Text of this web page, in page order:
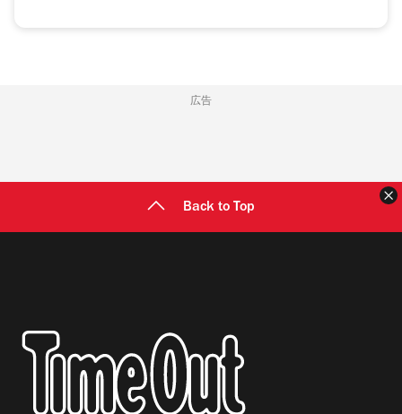
広告
Back to Top